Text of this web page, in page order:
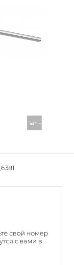
свой номер
с вами в